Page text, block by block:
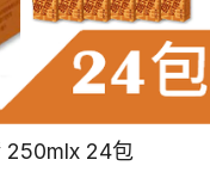
250mlx 24包